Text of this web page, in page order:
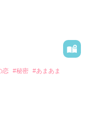
て」
恋 #秘密 #あまあま